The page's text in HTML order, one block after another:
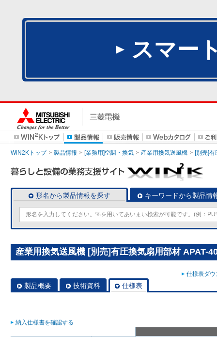
スマー
WIN2Kトップ 製品情報 [業務用]空調・換気 産業用換気送風機 [別売]有
形名から製品情報を探す キーワードから製品情
産業用換気送風機 [別売]有圧換気扇用部材 APAT-
仕様表ダ
製品概要 技術資料 仕様表
納入仕様書を確認する